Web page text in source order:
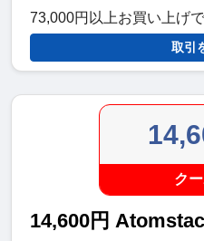
73,000円以上お買い上げ
取引
ク
14,600円